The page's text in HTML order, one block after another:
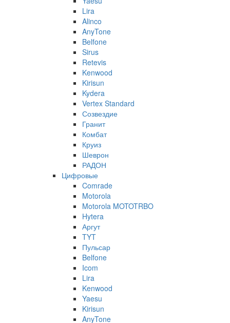
Lira
Alinco
AnyTone
Belfone
Sirus
Retevis
Kenwood
Kirisun
Kydera
Vertex Standard
Созвездие
Гранит
Комбат
Круиз
Шеврон
РАДОН
Цифровые
Comrade
Motorola
Motorola MOTOTRBO
Hytera
Аргут
TYT
Пульсар
Belfone
Icom
Lira
Kenwood
Yaesu
Kirisun
AnyTone